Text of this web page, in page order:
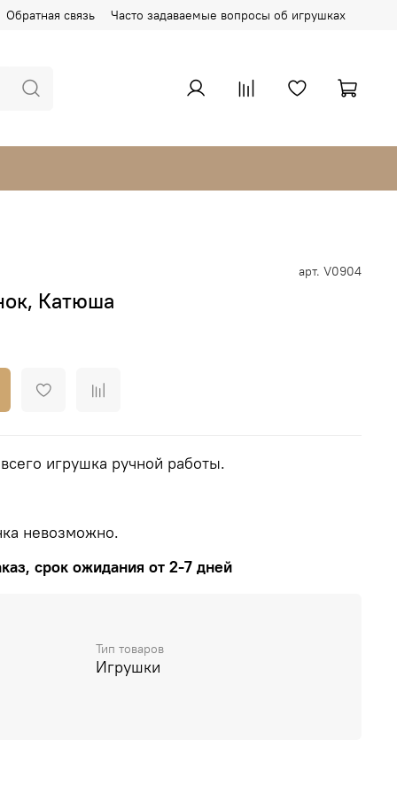
Обратная связь Часто задаваемые вопросы об игрушках
арт. V0904
Катюша
игрушка ручной работы.
невозможно.
срок ожидания от 2-7 дней
Тип товаров
Игрушки